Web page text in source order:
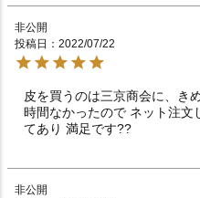
非公開
投稿日
2022/07/22
皮を買うのは三京商会に、き
時間なかったので ネット注文
てあり 満足です??
非公開